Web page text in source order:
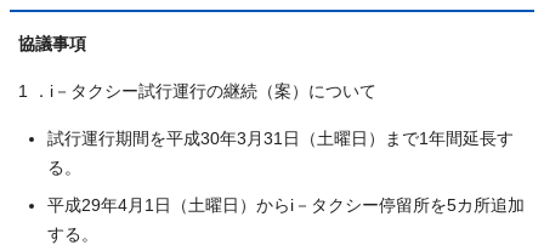
協議事項
1 ．i－タクシー試行運行の継続（案）について
試行運行期間を平成30年3月31日（土曜日）まで1年間延長す
る。
平成29年4月1日（土曜日）からi－タクシー停留所を5カ所追加
する。